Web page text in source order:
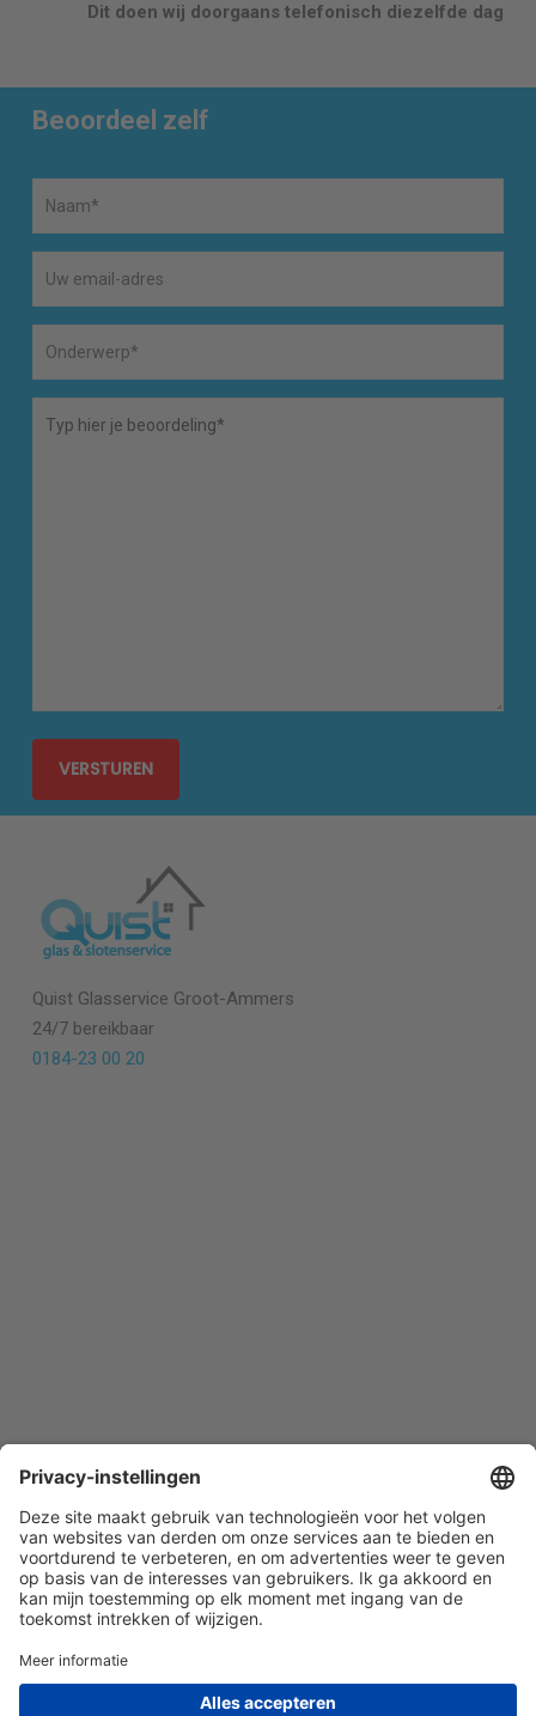
Dit doen wij doorgaans telefonisch diezelfde dag
Beoordeel zelf
Quist Glasservice Groot-Ammers
24/7 bereikbaar
0184-23 00 20